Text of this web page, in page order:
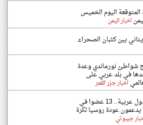
اليوم الخميس
اخبار اليمن
بين كثبان الصحراء
شواطئ نورماندي وعدة
في بلد عربي على
اخبار جزر القمر
بينهم ممثلو 7 دول عربية.. 13 عضوا في
عودة روسيا لكرة
جيبوتي